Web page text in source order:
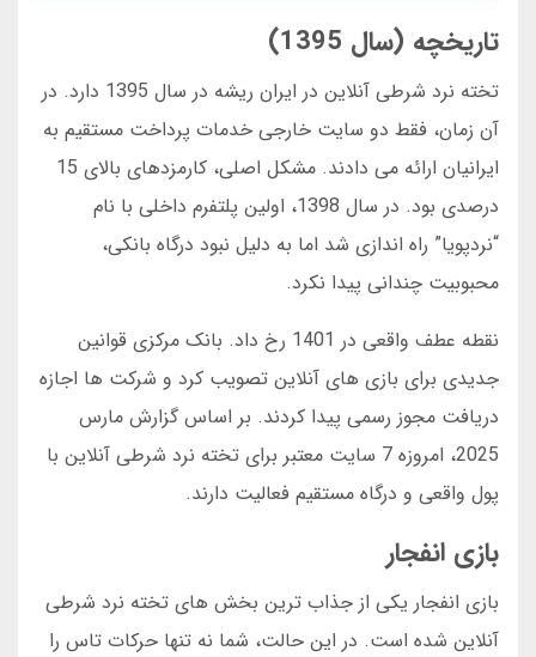
تاریخچه (سال 1395)
تخته نرد شرطی آنلاین در ایران ریشه در سال 1395 دارد. در
آن زمان، فقط دو سایت خارجی خدمات پرداخت مستقیم به
ایرانیان ارائه می دادند. مشکل اصلی، کارمزدهای بالای 15
درصدی بود. در سال 1398، اولین پلتفرم داخلی با نام
“نردپویا” راه اندازی شد اما به دلیل نبود درگاه بانکی،
محبوبیت چندانی پیدا نکرد.
نقطه عطف واقعی در 1401 رخ داد. بانک مرکزی قوانین
جدیدی برای بازی های آنلاین تصویب کرد و شرکت ها اجازه
دریافت مجوز رسمی پیدا کردند. بر اساس گزارش مارس
2025، امروزه 7 سایت معتبر برای تخته نرد شرطی آنلاین با
پول واقعی و درگاه مستقیم فعالیت دارند.
بازی انفجار
بازی انفجار یکی از جذاب ترین بخش های تخته نرد شرطی
آنلاین شده است. در این حالت، شما نه تنها حرکات تاس را